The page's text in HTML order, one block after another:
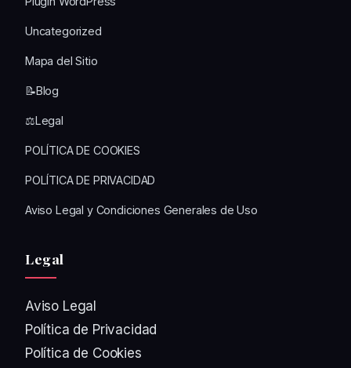
Uncategorized
Mapa del Sitio
📝Blog
⚖️Legal
POLÍTICA DE COOKIES
POLÍTICA DE PRIVACIDAD
Aviso Legal y Condiciones Generales de Uso
Legal
Aviso Legal
Política de Privacidad
Política de Cookies